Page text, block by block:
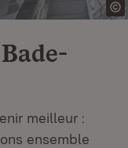
Bade-
meilleur :
ensemble